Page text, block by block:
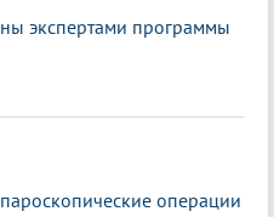
экспертами программы
операции